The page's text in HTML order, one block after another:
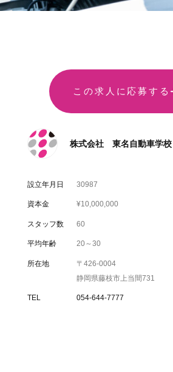
この求人に応募する
株式会社 東名自動車学校
設立年月日 30987
資本金 ¥10,000,000
スタッフ数 60
平均年齢 20～30
所在地
〒426-0004
静岡県藤枝市上当間731
TEL 054-644-7777